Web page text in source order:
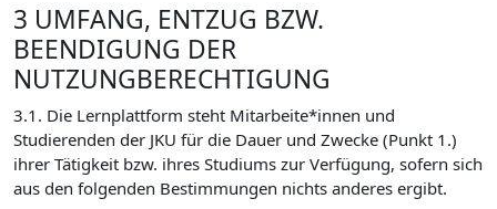
3 UMFANG, ENTZUG BZW.
BEENDIGUNG DER
NUTZUNGBERECHTIGUNG
3.1. Die Lernplattform steht Mitarbeite*innen und
Studierenden der JKU für die Dauer und Zwecke (Punkt 1.)
ihrer Tätigkeit bzw. ihres Studiums zur Verfügung, sofern sich
aus den folgenden Bestimmungen nichts anderes ergibt.